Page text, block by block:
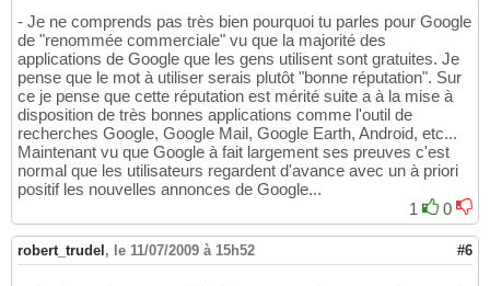
- Je ne comprends pas très bien pourquoi tu parles pour Google
de "renommée commerciale" vu que la majorité des
applications de Google que les gens utilisent sont gratuites. Je
pense que le mot à utiliser serais plutôt "bonne réputation". Sur
ce je pense que cette réputation est mérité suite a à la mise à
disposition de très bonnes applications comme l'outil de
recherches Google, Google Mail, Google Earth, Android, etc...
Maintenant vu que Google à fait largement ses preuves c'est
normal que les utilisateurs regardent d'avance avec un à priori
positif les nouvelles annonces de Google...
1
0
robert_trudel , le 11/07/2009 à 15h52 #6